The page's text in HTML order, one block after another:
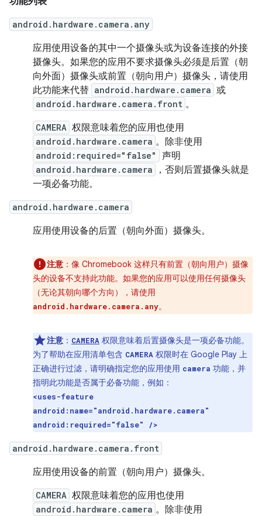
android.hardware.camera.any
应用使用设备的其中一个摄像头或为设备连接的外接
摄像头。如果您的应用不要求摄像头必须是后置（朝
向外面）摄像头或前置（朝向用户）摄像头，请使用
此功能来代替 android.hardware.camera 或
android.hardware.camera.front 。
CAMERA 权限意味着您的应用也使用
android.hardware.camera 。除非使用
android:required="false" 声明
android.hardware.camera
，否则后置摄像头就是
一项必备功能。
android.hardware.camera
应用使用设备的后置（朝向外面）摄像头。
注意 ：像 Chromebook 这样只有前置（朝向用户）摄像
头的设备不支持此功能。如果您的应用可以使用任何摄像头
（无论其朝向哪个方向），请使用
android.hardware.camera.any。
注意 ： CAMERA 权限意味着后置摄像头是一项必备功能。
为了帮助在应用清单包含 CAMERA 权限时在 Google Play 上
正确进行过滤，请明确指定您的应用使用 camera 功能，并
指明此功能是否属于必备功能，例如：
<uses-feature
android:name="android.hardware.camera"
android:required="false" />
android.hardware.camera.front
应用使用设备的前置（朝向用户）摄像头。
CAMERA 权限意味着您的应用也使用
android.hardware.camera 。除非使用